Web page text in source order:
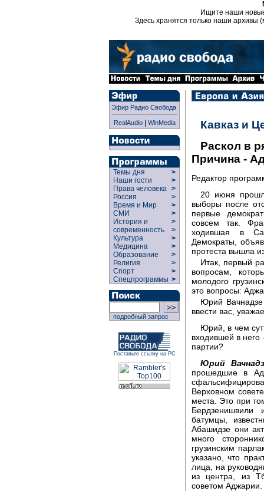
Ищите наши
Здесь хранятся только наши архивы
Эфир Радио Свобода
RealAudio| WinMedia
Темы дня
>
Наши гости
>
Права человека >
Россия
>
Время и Мир
>
СМИ
>
История и
современность
>
>
Культура
>
Медицина
>
Образование
>
Религия
>
Спорт
>
Спецпрограммы >
подробный запрос
Поставьте ссылку на РС
Кавказ и
Раскол в
Причина -
Редактор
20 июня
выборы после
первые
совсем так.
ходившая в
Демократы,
протеста вышла
Итак, первый
вопросам,
молодого
это вопросы:
Юрий
ввести вас,
Юрий, в чем
входившей в
партии?
Юрий
прошедшие в
Верховном
места. Это при
батумцы,
Абашидзе они
много
грузинским
указано, что
лица, на
из центра, из
советом Аджарии.